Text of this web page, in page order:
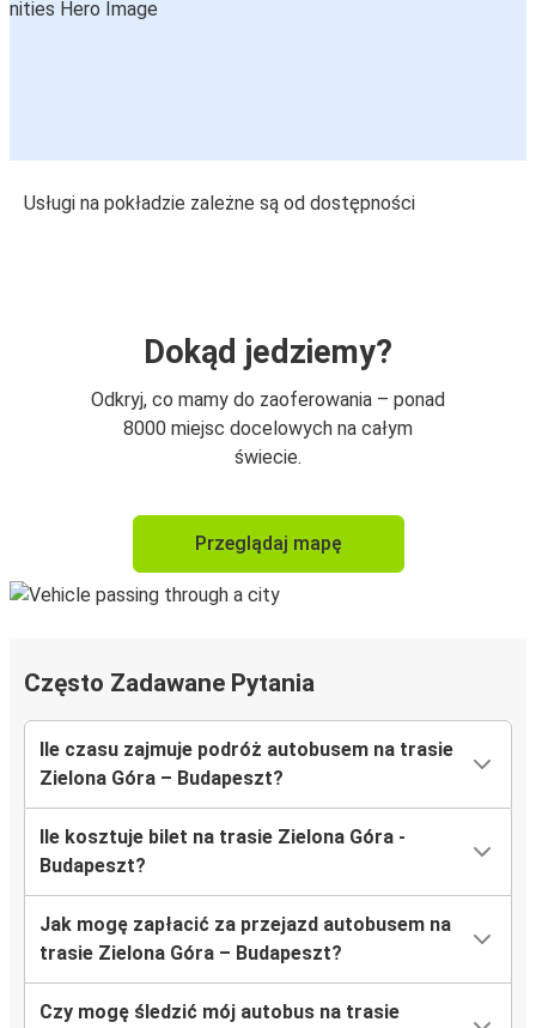
Usługi na pokładzie zależne są od dostępności
Dokąd jedziemy?
Odkryj, co mamy do zaoferowania – ponad
8000 miejsc docelowych na całym
świecie.
Przeglądaj mapę
Często Zadawane Pytania
Ile czasu zajmuje podróż autobusem na trasie
Zielona Góra – Budapeszt?
Ile kosztuje bilet na trasie Zielona Góra -
Budapeszt?
Jak mogę zapłacić za przejazd autobusem na
trasie Zielona Góra – Budapeszt?
Czy mogę śledzić mój autobus na trasie